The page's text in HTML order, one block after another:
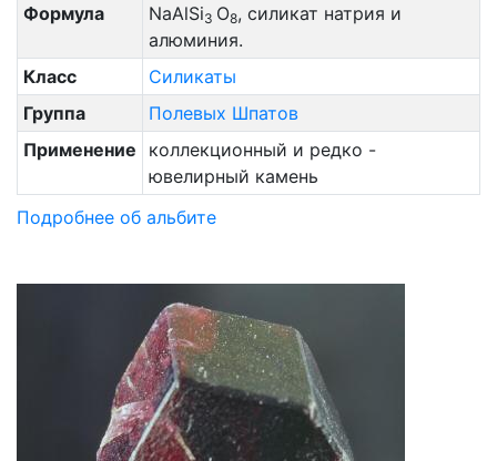
Формула NaAlSi3 O8, силикат натрия и
алюминия.
Класс
Силикаты
Группа
Полевых Шпатов
Применение
коллекционный и редко -
ювелирный камень
Подробнее об альбите